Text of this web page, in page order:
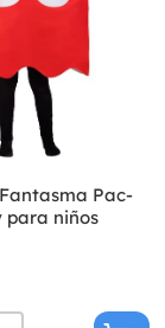
Pac-
para niños